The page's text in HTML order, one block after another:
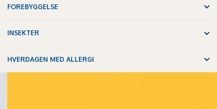
FOREBYGGELSE
INSEKTER
HVERDAGEN MED ALLERGI